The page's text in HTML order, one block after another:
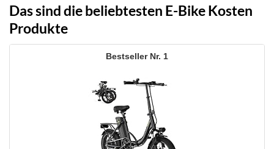
Das sind die beliebtesten E-Bike Kosten
Produkte
1